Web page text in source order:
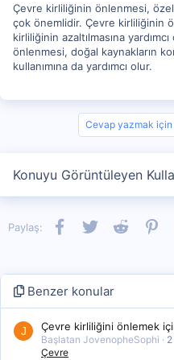
Çevre kirliliğinin önlenmesi,
çok önemlidir. Çevre kirliliğinin
kirliliğinin azaltılmasına
önlenmesi, doğal kaynakların
kullanımına da yardımcı olur.
Cevap yazmak için
Konuyu Görüntüleyen
Paylaş: Facebook
TwitterReddit
Benzer konular
J Çevre kirliliğini önlemek
Başlatan JovenopheSophi
Çevre